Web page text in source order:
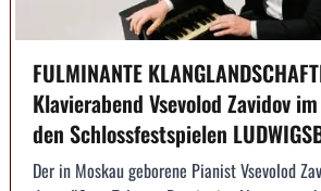
FULMINANTE
Klavierabend Vsevolod Zavidov
den Schlossfestspielen
Der in Moskau geborene Pianist Vsevolod